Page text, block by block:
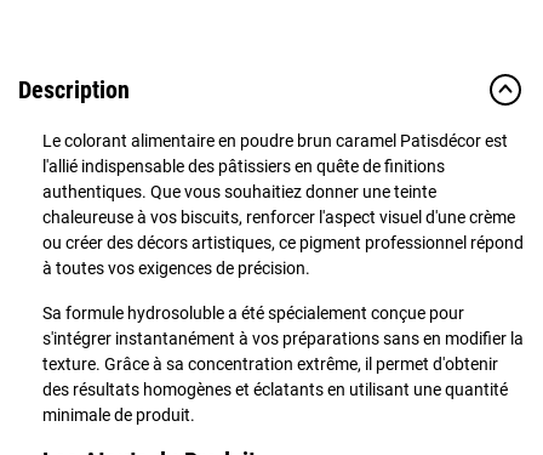
Description
Le colorant alimentaire en poudre brun caramel Patisdécor est
l'allié indispensable des pâtissiers en quête de finitions
authentiques. Que vous souhaitiez donner une teinte
chaleureuse à vos biscuits, renforcer l'aspect visuel d'une crème
ou créer des décors artistiques, ce pigment professionnel répond
à toutes vos exigences de précision.
Sa formule hydrosoluble a été spécialement conçue pour
s'intégrer instantanément à vos préparations sans en modifier la
texture. Grâce à sa concentration extrême, il permet d'obtenir
des résultats homogènes et éclatants en utilisant une quantité
minimale de produit.